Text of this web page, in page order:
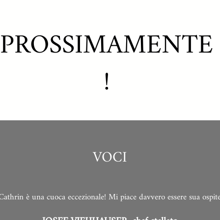
PROSSIMAMENTE
!
VOCI
è una cuoca eccezionale! Mi piace davvero essere sua